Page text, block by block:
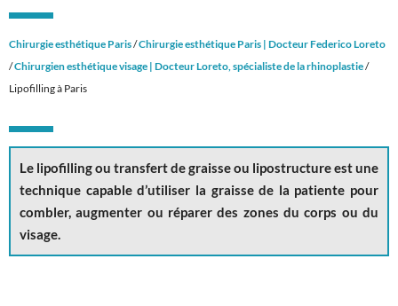
Chirurgie esthétique Paris/Chirurgie esthétique Paris | Docteur Federico Loreto
/Chirurgien esthétique visage | Docteur Loreto, spécialiste de la rhinoplastie/
Lipofilling à Paris
Le lipofilling ou transfert de graisse ou lipostructure est une
technique capable d’utiliser la graisse de la patiente pour
combler, augmenter ou réparer des zones du corps ou du
visage.